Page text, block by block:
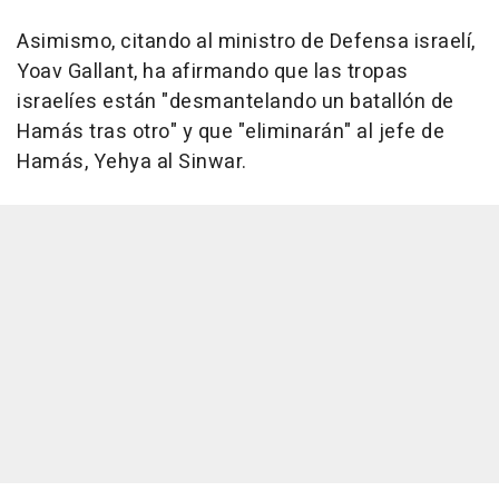
Asimismo, citando al ministro de Defensa israelí,
Yoav Gallant, ha afirmando que las tropas
israelíes están "desmantelando un batallón de
Hamás tras otro" y que "eliminarán" al jefe de
Hamás, Yehya al Sinwar.